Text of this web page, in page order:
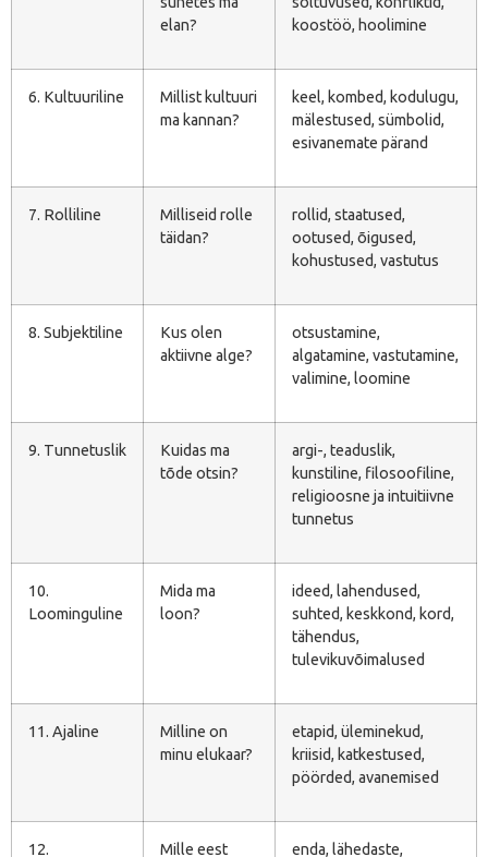
elan?
koostöö, hoolimine
6. Kultuuriline
Millist kultuuri
ma kannan?
keel, kombed, kodulugu,
mälestused, sümbolid,
esivanemate pärand
7. Rolliline
Milliseid rolle
täidan?
rollid, staatused,
ootused, õigused,
kohustused, vastutus
8. Subjektiline
Kus olen
aktiivne alge?
otsustamine,
algatamine, vastutamine,
valimine, loomine
9. Tunnetuslik
Kuidas ma
tõde otsin?
argi-, teaduslik,
kunstiline, filosoofiline,
religioosne ja intuitiivne
tunnetus
10.
Loominguline
Mida ma
loon?
ideed, lahendused,
suhted, keskkond, kord,
tähendus,
tulevikuvõimalused
11. Ajaline
Milline on
minu elukaar?
etapid, üleminekud,
kriisid, katkestused,
pöörded, avanemised
12.
Mille eest
enda, lähedaste,